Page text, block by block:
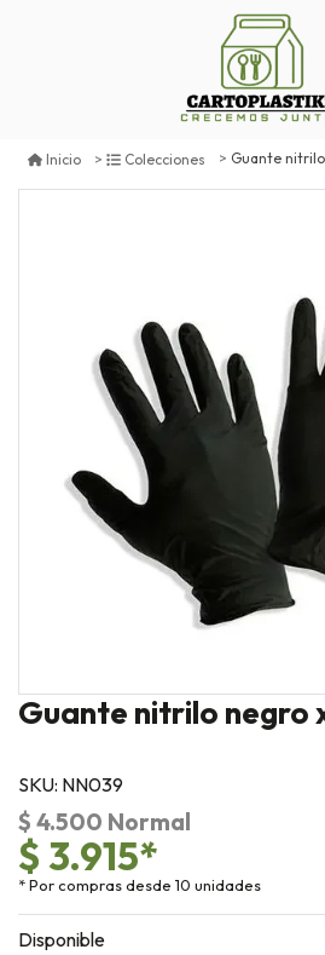
Inicio Colecciones Guante
Guante nitrilo negro
SKU: NN039
$ 4.500 Normal
$ 3.915*
* Por compras desde 10 unidades
Disponible